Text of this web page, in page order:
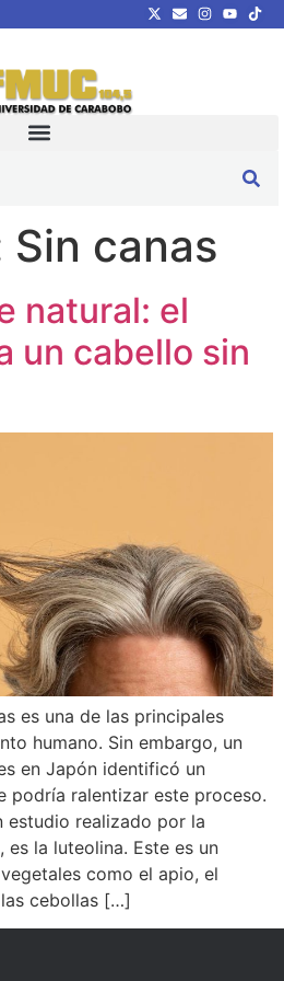
Sin canas
natural: el
un cabello sin
es una de las principales
humano. Sin embargo, un
en Japón identificó un
podría ralentizar este proceso.
estudio realizado por la
es la luteolina. Este es un
como el apio, el
cebollas […]